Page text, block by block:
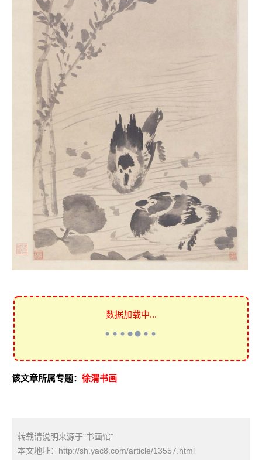
数据加载中...
该文章所属专题： 徐渭书画
转载请说明来源于"书画馆"
本文地址： http://sh.yac8.com/article/13557.html